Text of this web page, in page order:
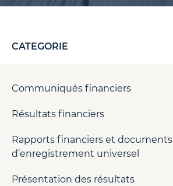
CATEGORIE
Communiqués financiers
Résultats financiers
Rapports financiers et documents
d’enregistrement universel
Présentation des résultats